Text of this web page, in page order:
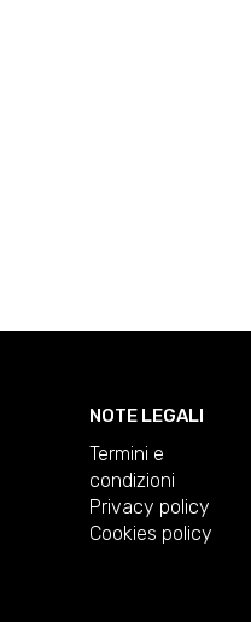
NOTE LEGALI
Termini e
condizioni
Privacy policy
Cookies policy